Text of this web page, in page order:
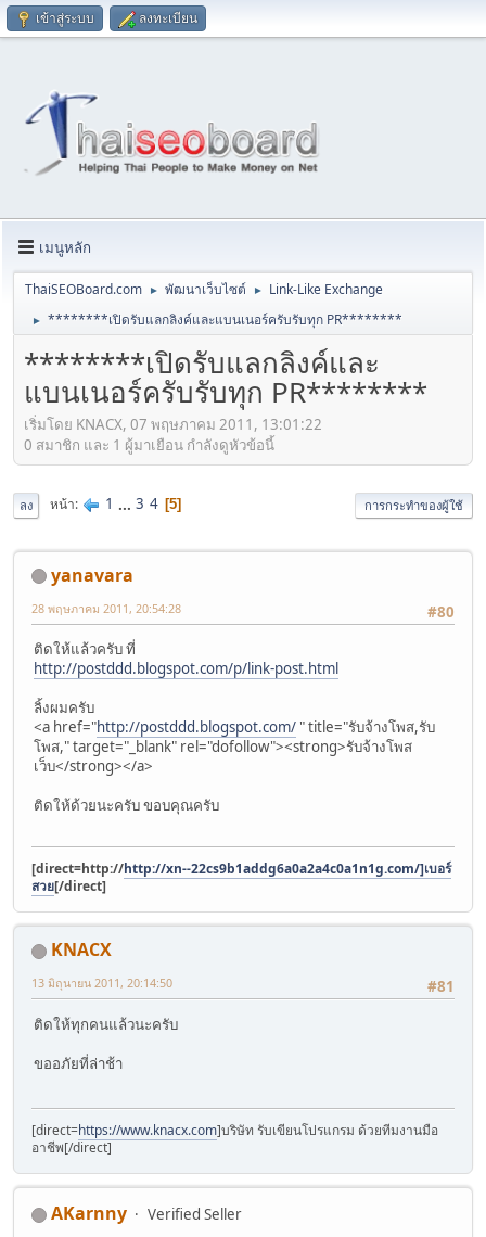
เข้าสู่ระบบ ลงทะเบียน
เมนูหลัก
ThaiSEOBoard.com ► พัฒนาเว็บไซต์ ► Link-Like Exchange
► ********เปิดรับแลกลิงค์และแบนเนอร์ครับรับทุก PR********
********เปิดรับแลกลิงค์และ
แบนเนอร์ครับรับทุก PR********
เริ่มโดย KNACX, 07 พฤษภาคม 2011, 13:01:22
0 สมาชิก และ 1 ผู้มาเยือน กำลังดูหัวข้อนี้
ลง หน้า 1 ... 3 4 5 การกระทำของผู้ใช้
yanavara
#80
28 พฤษภาคม 2011, 20:54:28
ติดให้แล้วครับ ที่
http://postddd.blogspot.com/p/link-post.html
ลิ้งผมครับ
<a href="http://postddd.blogspot.com/ " title="รับจ้างโพส,รับ
โพส," target="_blank" rel="dofollow"><strong>รับจ้างโพส
เว็บ</strong></a>
ติดให้ด้วยนะครับ ขอบคุณครับ
[direct=http://http://xn--22cs9b1addg6a0a2a4c0a1n1g.com/]เบอร์
สวย[/direct]
KNACX
#81
13 มิถุนายน 2011, 20:14:50
ติดให้ทุกคนแล้วนะครับ
ขออภัยที่ล่าช้า
[direct=https://www.knacx.com]บริษัท รับเขียนโปรแกรม ด้วยทีมงานมือ
อาชีพ[/direct]
AKarnny
Verified Seller